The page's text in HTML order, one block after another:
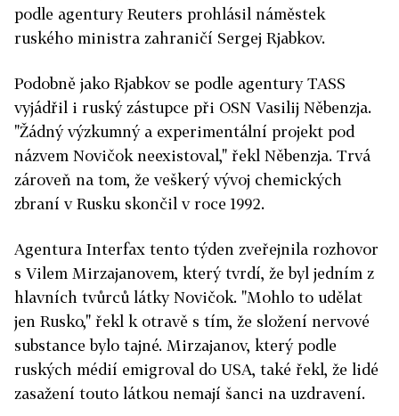
podle agentury Reuters prohlásil náměstek
ruského ministra zahraničí Sergej Rjabkov.
Podobně jako Rjabkov se podle agentury TASS
vyjádřil i ruský zástupce při OSN Vasilij Něbenzja.
"Žádný výzkumný a experimentální projekt pod
názvem Novičok neexistoval," řekl Něbenzja. Trvá
zároveň na tom, že veškerý vývoj chemických
zbraní v Rusku skončil v roce 1992.
Agentura Interfax tento týden zveřejnila rozhovor
s Vilem Mirzajanovem, který tvrdí, že byl jedním z
hlavních tvůrců látky Novičok. "Mohlo to udělat
jen Rusko," řekl k otravě s tím, že složení nervové
substance bylo tajné. Mirzajanov, který podle
ruských médií emigroval do USA, také řekl, že lidé
zasažení touto látkou nemají šanci na uzdravení.